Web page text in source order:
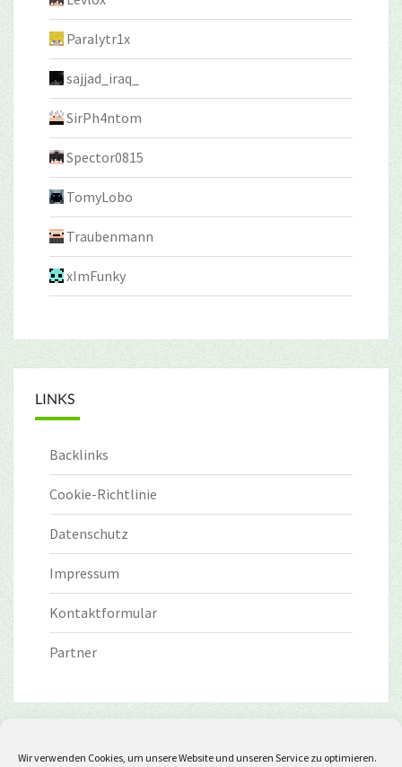
Wir verwenden Cookies, um unsere Website und unseren Service zu optimieren.
Paralytr1x
sajjad_iraq_
SirPh4ntom
Spector0815
TomyLobo
Traubenmann
xImFunky
LINKS
Backlinks
Cookie-Richtlinie
Datenschutz
Impressum
Kontaktformular
Partner